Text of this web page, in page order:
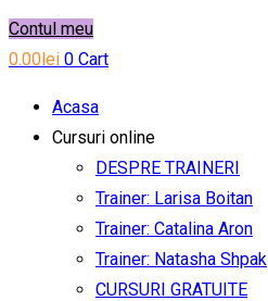
Contul meu
0.00lei 0 Cart
Acasa
Cursuri online
DESPRE TRAINERI
Trainer: Larisa Boitan
Trainer: Catalina Aron
Trainer: Natasha Shpak
CURSURI GRATUITE